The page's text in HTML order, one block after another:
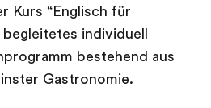
Kurs “Englisch für
individuell
bestehend aus
Gastronomie.